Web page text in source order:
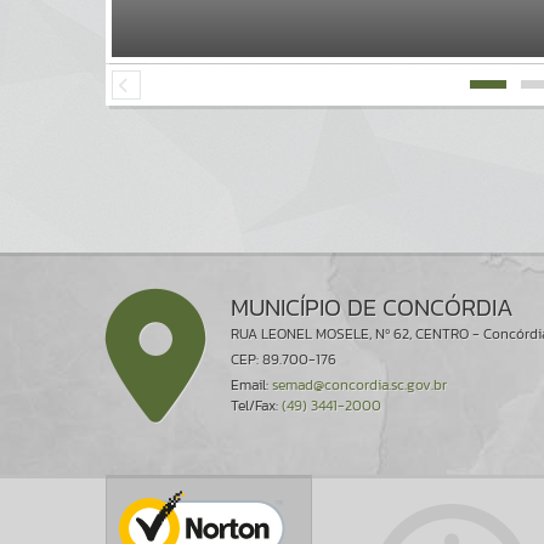
MUNICÍPIO DE CONCÓRDIA
RUA LEONEL MOSELE, Nº 62, CENTRO -
CEP: 89.700-176
Email:semad@concordia.sc.gov.br
Tel/Fax:(49) 3441-2000